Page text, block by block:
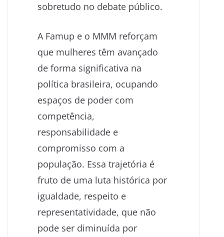
sobretudo no debate público.
A Famup e o MMM reforçam
que mulheres têm avançado
de forma significativa na
política brasileira, ocupando
espaços de poder com
competência,
responsabilidade e
compromisso com a
população. Essa trajetória é
fruto de uma luta histórica por
igualdade, respeito e
representatividade, que não
pode ser diminuída por